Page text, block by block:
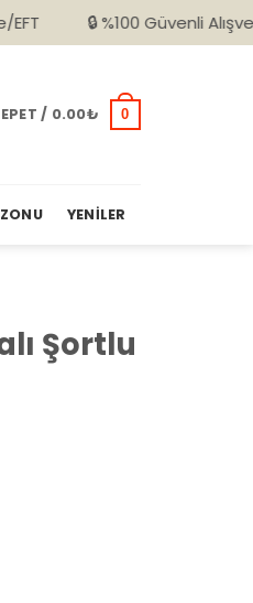
%100 Güvenli Alışveriş 🚚
/ 0.00₺ 0
YENILER
Şortlu